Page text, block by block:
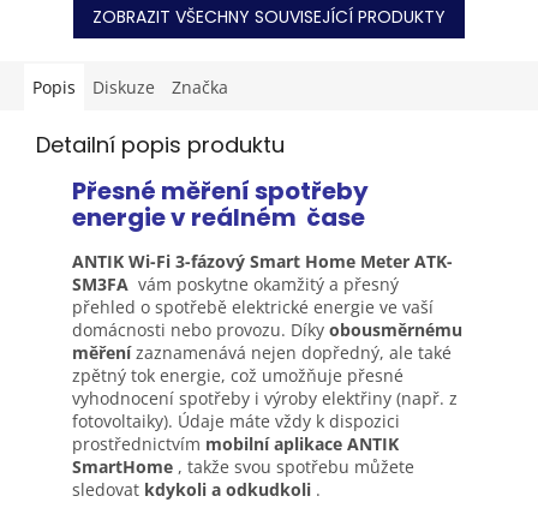
ZOBRAZIT VŠECHNY SOUVISEJÍCÍ PRODUKTY
Popis Diskuze Značka
Detailní popis produktu
Přesné měření spotřeby
energie v reálném čase
ANTIK Wi-Fi 3-fázový Smart Home Meter ATK-
SM3FA vám poskytne okamžitý a přesný
přehled o spotřebě elektrické energie ve vaší
domácnosti nebo provozu. Díky obousměrnému
měření zaznamenává nejen dopředný, ale také
zpětný tok energie, což umožňuje přesné
vyhodnocení spotřeby i výroby elektřiny (např. z
fotovoltaiky). Údaje máte vždy k dispozici
prostřednictvím mobilní aplikace ANTIK
SmartHome , takže svou spotřebu můžete
sledovat kdykoli a odkudkoli .